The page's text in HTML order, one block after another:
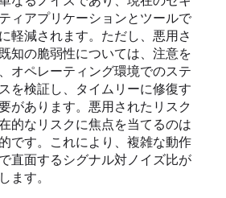
ィアプリケーションとツールで
軽減されます。ただし、悪用さ
知の脆弱性については、注意を
オペレーティング環境でのステ
を検証し、タイムリーに修復す
があります。悪用されたリスク
的なリスクに焦点を当てるのは
です。これにより、複雑な動作
直面するシグナル対ノイズ比が
ます。